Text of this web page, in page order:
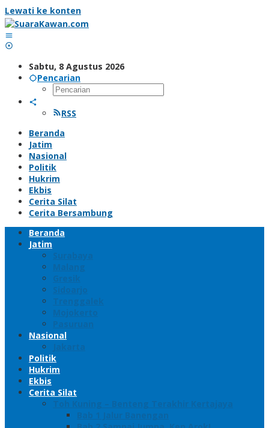
Lewati ke konten
Sabtu, 8 Agustus 2026
Pencarian
RSS
Beranda
Jatim
Nasional
Politik
Hukrim
Ekbis
Cerita Silat
Cerita Bersambung
Beranda
Jatim
Surabaya
Malang
Gresik
Sidoarjo
Trenggalek
Mojokerto
Pasuruan
Nasional
Jakarta
Politik
Hukrim
Ekbis
Cerita Silat
Toh Kuning – Benteng Terakhir Kertajaya
Bab 1 Jalur Banengan